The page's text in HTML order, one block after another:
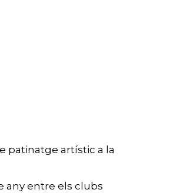
patinatge artístic a la
any entre els clubs